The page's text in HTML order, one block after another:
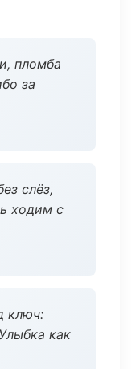
пломба
за
слёз,
ходим с
ключ:
как